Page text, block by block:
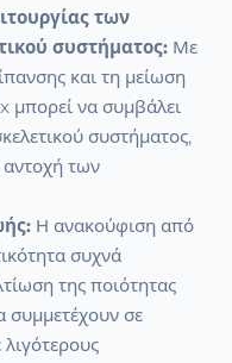
των
συστήματος: Με
και τη μείωση
μπορεί να συμβάλει
συστήματος,
αντοχή των
Η ανακούφιση από
συχνά
της ποιότητας
συμμετέχουν σε